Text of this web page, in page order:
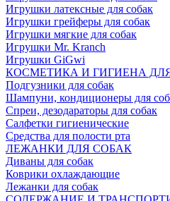
Игрушки латексные для собак
Игрушки грейферы для собак
Игрушки мягкие для собак
Игрушки Mr. Kranch
Игрушки GiGwi
КОСМЕТИКА И ГИГИЕНА
Подгузники для собак
Шампуни, кондиционеры для
Спреи, дезодараторы для собак
Салфетки гигиенические
Средства для полости рта
ЛЕЖАНКИ ДЛЯ СОБАК
Диваны для собак
Коврики охлаждающие
Лежанки для собак